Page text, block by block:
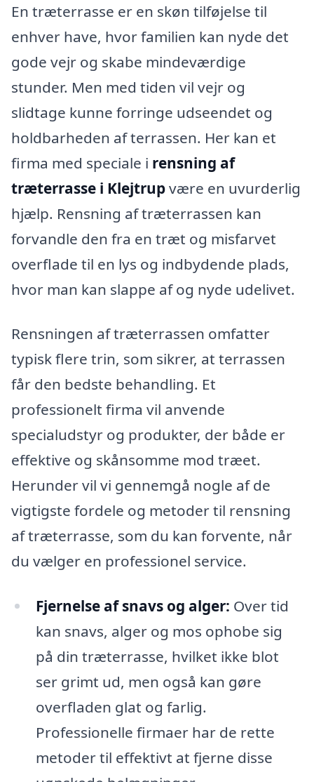
En træterrasse er en skøn tilføjelse til
enhver have, hvor familien kan nyde det
gode vejr og skabe mindeværdige
stunder. Men med tiden vil vejr og
slidtage kunne forringe udseendet og
holdbarheden af terrassen. Her kan et
firma med speciale i rensning af
træterrasse i Klejtrupvære en uvurderlig
hjælp. Rensning af træterrassen kan
forvandle den fra en træt og misfarvet
overflade til en lys og indbydende plads,
hvor man kan slappe af og nyde udelivet.
Rensningen af træterrassen omfatter
typisk flere trin, som sikrer, at terrassen
får den bedste behandling. Et
professionelt firma vil anvende
specialudstyr og produkter, der både er
effektive og skånsomme mod træet.
Herunder vil vi gennemgå nogle af de
vigtigste fordele og metoder til rensning
af træterrasse, som du kan forvente, når
du vælger en professionel service.
Fjernelse af snavs og alger: Over tid
kan snavs, alger og mos ophobe sig
på din træterrasse, hvilket ikke blot
ser grimt ud, men også kan gøre
overfladen glat og farlig.
Professionelle firmaer har de rette
metoder til effektivt at fjerne disse